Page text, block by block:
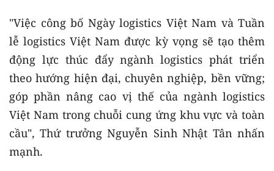
"Việc công bố Ngày logistics Việt Nam và Tuần
lễ logistics Việt Nam được kỳ vọng sẽ tạo thêm
động lực thúc đẩy ngành logistics phát triển
theo hướng hiện đại, chuyên nghiệp, bền vững;
góp phần nâng cao vị thế của ngành logistics
Việt Nam trong chuỗi cung ứng khu vực và toàn
cầu", Thứ trưởng Nguyễn Sinh Nhật Tân nhấn
mạnh.